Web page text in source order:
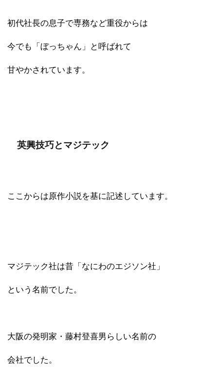
初代社長の息子で専務など重役からは
今でも「ぼっちゃん」と呼ばれて
甘やかされています。
英興技巧とマジテック
ここからは原作小説を基に記述しています。
マジテック社は昔「なにわのエジソン社」
という名前でした。
大阪の発明家・藤村登喜男らしい名前の
会社でした。